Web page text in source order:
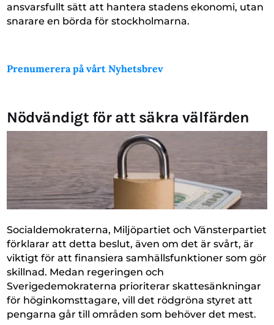
ansvarsfullt sätt att hantera stadens ekonomi, utan
snarare en börda för stockholmarna.
Prenumerera på vårt Nyhetsbrev
Nödvändigt för att säkra välfärden
Socialdemokraterna, Miljöpartiet och Vänsterpartiet
förklarar att detta beslut, även om det är svårt, är
viktigt för att finansiera samhällsfunktioner som gör
skillnad. Medan regeringen och
Sverigedemokraterna prioriterar skattesänkningar
för höginkomsttagare, vill det rödgröna styret att
pengarna går till områden som behöver det mest.